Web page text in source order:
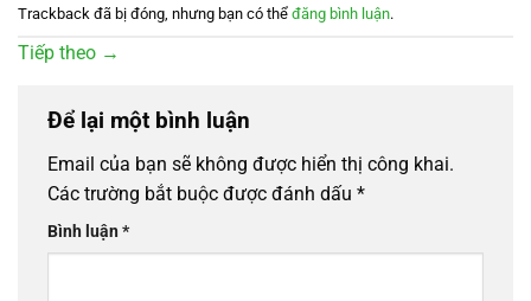
Trackback đã bị đóng, nhưng bạn có thể đăng bình luận.
Tiếp theo →
Để lại một bình luận
Email của bạn sẽ không được hiển thị công khai.
Các trường bắt buộc được đánh dấu *
Bình luận*